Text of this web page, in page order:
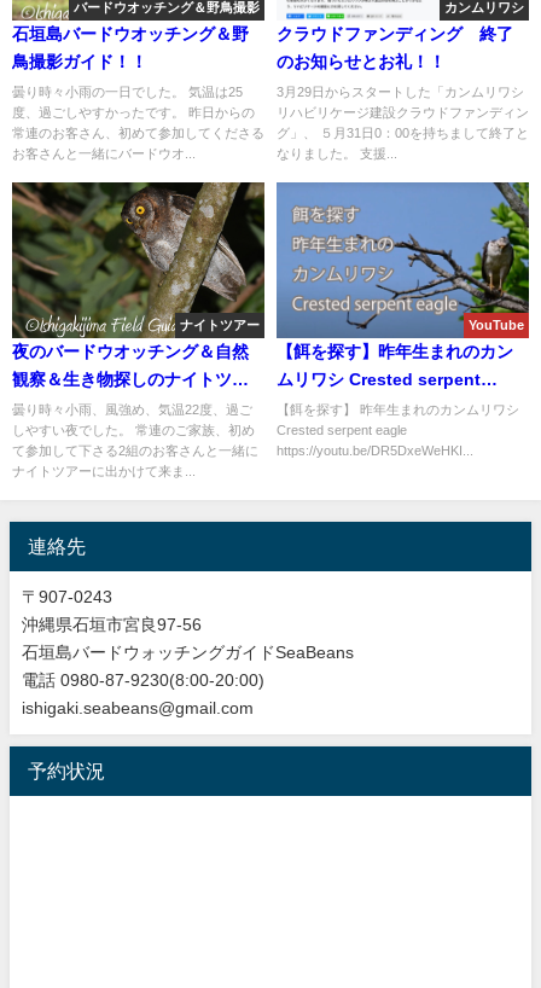
バードウオッチング＆野鳥撮影
石垣島バードウオッチング＆野
鳥撮影ガイド！！
曇り時々小雨の一日でした。 気温は25
度、過ごしやすかったです。 昨日からの
常連のお客さん、初めて参加してくださる
お客さんと一緒にバードウオ...
カンムリワシ
クラウドファンディング 終了
のお知らせとお礼！！
3月29日からスタートした「カンムリワシ
リハビリケージ建設クラウドファンディン
グ」、 ５月31日0：00を持ちまして終了と
なりました。 支援...
ナイトツアー
夜のバードウオッチング＆自然
観察＆生き物探しのナイトツア
ー！！
曇り時々小雨、風強め、気温22度、過ご
しやすい夜でした。 常連のご家族、初め
て参加して下さる2組のお客さんと一緒に
ナイトツアーに出かけて来ま...
YouTube
【餌を探す】昨年生まれのカン
ムリワシ Crested serpent
eagle
【餌を探す】 昨年生まれのカンムリワシ
Crested serpent eagle
https://youtu.be/DR5DxeWeHKI...
連絡先
〒907-0243
沖縄県石垣市宮良97-56
石垣島バードウォッチングガイドSeaBeans
電話 0980-87-9230(8:00-20:00)
ishigaki.seabeans@gmail.com
予約状況